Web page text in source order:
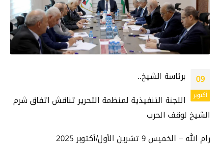
09
أكتوبر
برئاسة الشيخ..
اللجنة التنفيذية لمنظمة التحرير تناقش اتفاق شرم
الشيخ لوقف الحرب
رام الله – الخميس 9 تشرين الأول/أكتوبر 2025